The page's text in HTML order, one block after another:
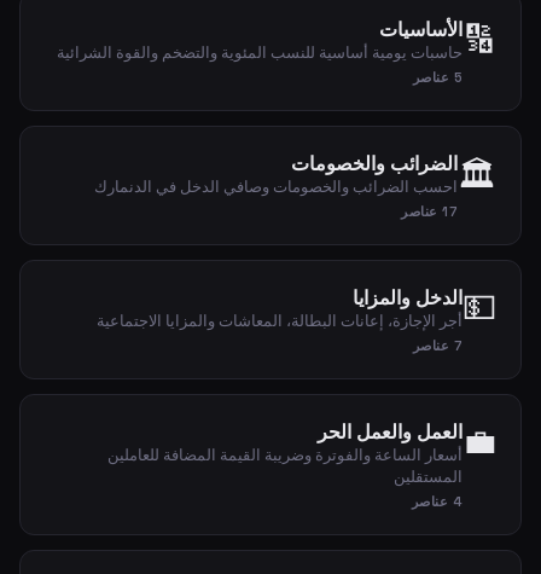
🔢الأساسيات
حاسبات يومية أساسية للنسب المئوية والتضخم والقوة الشرائية
5 عناصر
🏛️الضرائب والخصومات
احسب الضرائب والخصومات وصافي الدخل في الدنمارك
17 عناصر
💵الدخل والمزايا
أجر الإجازة، إعانات البطالة، المعاشات والمزايا الاجتماعية
7 عناصر
💼العمل والعمل الحر
أسعار الساعة والفوترة وضريبة القيمة المضافة للعاملين
المستقلين
4 عناصر